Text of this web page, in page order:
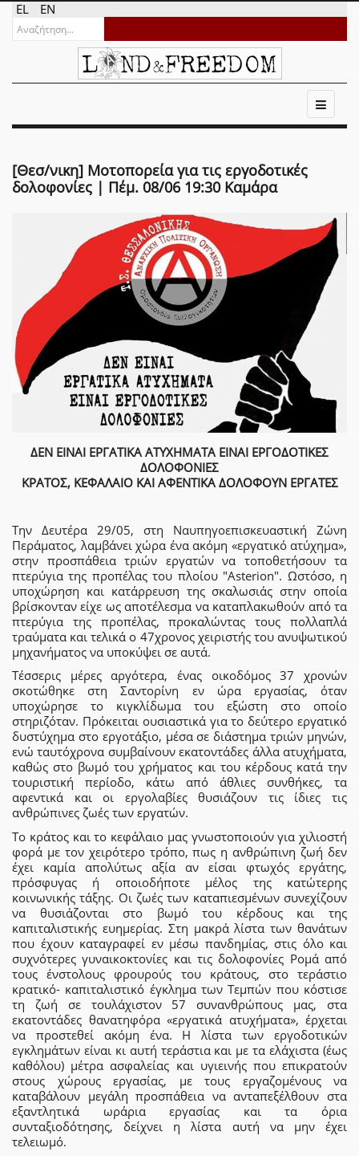
EL EN
[Θεσ/νικη] Μοτοπορεία για τις εργοδοτικές
δολοφονίες | Πέμ. 08/06 19:30 Καμάρα
ΔΕΝ ΕΙΝΑΙ ΕΡΓΑΤΙΚΑ ΑΤΥΧΗΜΑΤΑ ΕΙΝΑΙ ΕΡΓΟΔΟΤΙΚΕΣ
ΔΟΛΟΦΟΝΙΕΣ
ΚΡΑΤΟΣ, ΚΕΦΑΛΑΙΟ ΚΑΙ ΑΦΕΝΤΙΚΑ ΔΟΛΟΦΟΥΝ ΕΡΓΑΤΕΣ
Την Δευτέρα 29/05, στη Ναυπηγοεπισκευαστική Ζώνη
Περάματος, λαμβάνει χώρα ένα ακόμη «εργατικό ατύχημα»,
στην προσπάθεια τριών εργατών να τοποθετήσουν τα
πτερύγια της προπέλας του πλοίου "Asterion". Ωστόσο, η
υποχώρηση και κατάρρευση της σκαλωσιάς στην οποία
βρίσκονταν είχε ως αποτέλεσμα να καταπλακωθούν από τα
πτερύγια της προπέλας, προκαλώντας τους πολλαπλά
τραύματα και τελικά ο 47χρονος χειριστής του ανυψωτικού
μηχανήματος να υποκύψει σε αυτά.
Τέσσερις μέρες αργότερα, ένας οικοδόμος 37 χρονών
σκοτώθηκε στη Σαντορίνη εν ώρα εργασίας, όταν
υποχώρησε το κιγκλίδωμα του εξώστη στο οποίο
στηριζόταν. Πρόκειται ουσιαστικά για το δεύτερο εργατικό
δυστύχημα στο εργοτάξιο, μέσα σε διάστημα τριών μηνών,
ενώ ταυτόχρονα συμβαίνουν εκατοντάδες άλλα ατυχήματα,
καθώς στο βωμό του χρήματος και του κέρδους κατά την
τουριστική περίοδο, κάτω από άθλιες συνθήκες, τα
αφεντικά και οι εργολαβίες θυσιάζουν τις ίδιες τις
ανθρώπινες ζωές των εργατών.
Το κράτος και το κεφάλαιο μας γνωστοποιούν για χιλιοστή
φορά με τον χειρότερο τρόπο, πως η ανθρώπινη ζωή δεν
έχει καμία απολύτως αξία αν είσαι φτωχός εργάτης,
πρόσφυγας ή οποιοδήποτε μέλος της κατώτερης
κοινωνικής τάξης. Οι ζωές των καταπιεσμένων συνεχίζουν
να θυσιάζονται στο βωμό του κέρδους και της
καπιταλιστικής ευημερίας. Στη μακρά λίστα των θανάτων
που έχουν καταγραφεί εν μέσω πανδημίας, στις όλο και
συχνότερες γυναικοκτονίες και τις δολοφονίες Ρομά από
τους ένστολους φρουρούς του κράτους, στο τεράστιο
κρατικό- καπιταλιστικό έγκλημα των Τεμπών που κόστισε
τη ζωή σε τουλάχιστον 57 συνανθρώπους μας, στα
εκατοντάδες θανατηφόρα «εργατικά ατυχήματα», έρχεται
να προστεθεί ακόμη ένα. Η λίστα των εργοδοτικών
εγκλημάτων είναι κι αυτή τεράστια και με τα ελάχιστα (έως
καθόλου) μέτρα ασφαλείας και υγιεινής που επικρατούν
στους χώρους εργασίας, με τους εργαζομένους να
καταβάλουν μεγάλη προσπάθεια να ανταπεξέλθουν στα
εξαντλητικά ωράρια εργασίας και τα όρια
συνταξιοδότησης, δείχνει η λίστα αυτή να μην έχει
τελειωμό.